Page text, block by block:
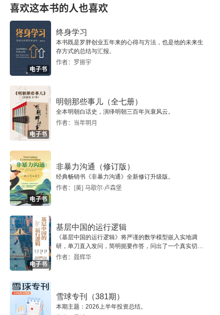
6 本末倒置：从安慰到终极安慰
第八章 天堂上，地狱中：人类心理世界
1 向往和平的暴力基因
3 无限贪婪的恐惧基因
4 热衷快思的慢想基因
第九章 总结：问世间，“人为何物”？
1 全书要点回放
2 “人为何物”：3×3结构图
3 结束语
致谢
参考文献
含两个方面，一是表达自己情感的能力，二是感受
和理解他人情感的能力。这种能力对人类的生存非
常重要，在这个生死博弈的世界上，人们非常需要
知道谁值得信任，谁需要提防，谁会在什么时候用
什么形式帮助或危害他人，谁在什么场所会是什么
感觉、什么反应、自己应该做什么。
认知革命的发生，必须以人本身生理条件的改变为
基础。以语言能力为例，动物只能简单地吱呀发声
和嚎叫，由此过渡到用复杂语言表达自己的情感和
交流大量信息，一定要具备不同的大脑功能和发音
系统，人类大脑的语言处理功能必须大大加强，发
音系统也必须大大改善。
喜欢这本书的人也喜欢
电子书
终身学习
本书既是罗胖创业五年来的心得与方法，也是他的未来生
存方式的总结与汇报。
作者：罗振宇
电子书
明朝那些事儿（全七册）
全本明朝白话史，演绎明朝三百年兴衰风云。
作者：当年明月
电子书
非暴力沟通（修订版）
经典畅销书《非暴力沟通》全新修订升级版。
作者：[美] 马歇尔·卢森堡
电子书
基层中国的运行逻辑
《基层中国的运行逻辑》将严谨的数学模型嵌入实地调
研，单刀直入发问，简明扼要作答，问出了一个真实切近
的基层中国。
作者：聂辉华
雪球专刊（381期）
本期主题：2026上半年投资总结。